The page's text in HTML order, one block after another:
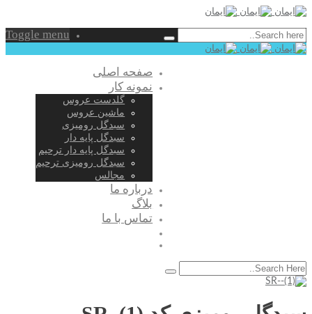
Toggle menu
صفحه اصلی
نمونه کار
گلدست عروس
ماشین عروس
سبدگل رومیزی
سبدگل پایه دار
سبدگل پایه دار ترحیم
سبدگل رومیزی ترحیم
مجالس
درباره ما
بلاگ
تماس با ما